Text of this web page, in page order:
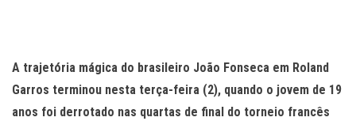
A trajetória mágica do brasileiro João Fonseca em Roland
Garros terminou nesta terça-feira (2), quando o jovem de 19
anos foi derrotado nas quartas de final do torneio francês